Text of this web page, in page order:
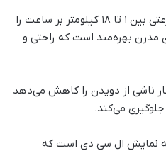
تردمیل فیت فلکس کد T905 سرعتی بین 1 تا 18 کیلومتر بر ساعت را
بهره‌مند است که راحتی و
ناشی از دویدن را کاهش می‌دهد
می‌کند.
نمایش ال سی دی است که